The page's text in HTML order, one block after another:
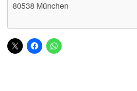
80538 München